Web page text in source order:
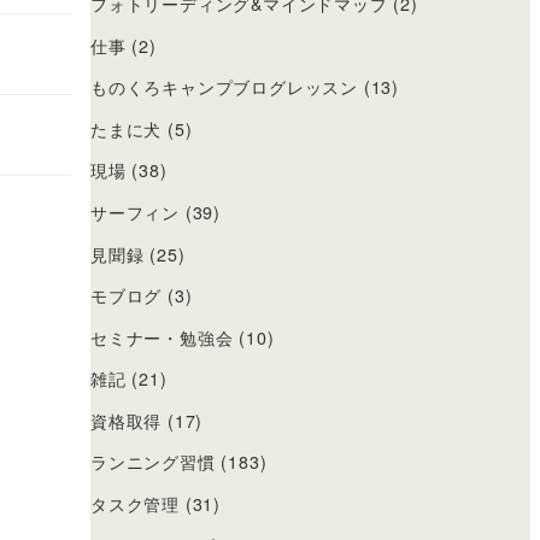
仕事 (2)
ものくろキャンプブログレッスン (13)
たまに犬 (5)
現場 (38)
サーフィン (39)
見聞録 (25)
モブログ (3)
セミナー・勉強会 (10)
雑記 (21)
資格取得 (17)
ランニング習慣 (183)
タスク管理 (31)